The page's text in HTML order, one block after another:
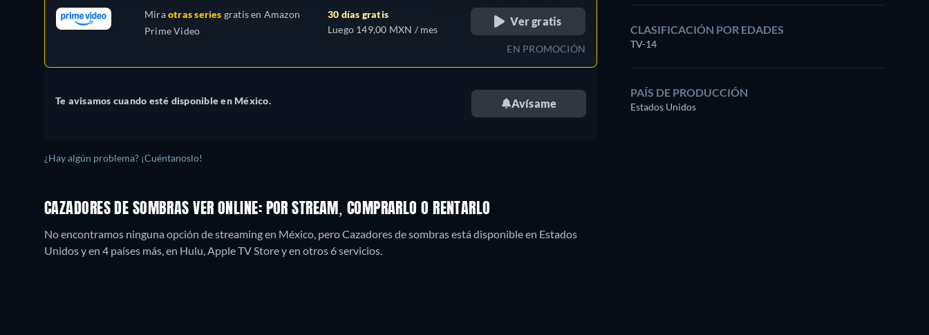
Francia
Miraotras series gratis en Amazon
Prime Video
30 días gratis
Luego 149,00 MXN / mes
Ver gratis
EN PROMOCIÓN
Te avisamos cuando esté disponible en México. Avísame
¿Hay algún problema? ¡Cuéntanoslo!
CAZADORES DE SOMBRAS VER ONLINE: POR STREAM, COMPRARLO O RENTARLO
No encontramos ninguna opción de streaming en México, pero Cazadores de sombras está disponible en Estados
Unidos y en 4 países más, en Hulu, Apple TV Store y en otros 6 servicios.
CLASIFICACIÓN POR EDADES
TV-14
PAÍS DE PRODUCCIÓN
Estados Unidos